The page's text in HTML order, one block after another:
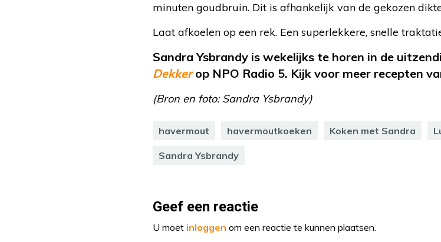
minuten goudbruin. Dit is afhankelijk van de gekozen
Laat afkoelen op een rek. Een superlekkere, snelle
Sandra Ysbrandy is wekelijks te horen in de
Dekkerop NPO Radio 5. Kijk voor meer recepten
(Bron en foto: Sandra Ysbrandy)
havermout havermoutkoeken Koken met Sandra
Sandra Ysbrandy
Geef een reactie
U moet inloggen om een reactie te kunnen plaatsen.